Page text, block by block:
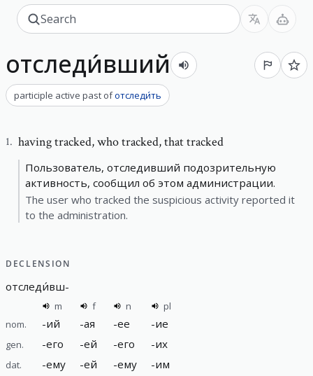
отследи́вший
participle active past ofотследи́ть
1. having tracked,who tracked, that tracked
Пользователь, отследивший подозрительную
активность, сообщил об этом администрации.
The user who tracked the suspicious activity reported it
to the administration.
DECLENSION
отследи́вш-
m f n
pl
nom.
-ий -ая -ее -ие
gen. -его -ей -его -их
dat. -ему -ей -ему -им